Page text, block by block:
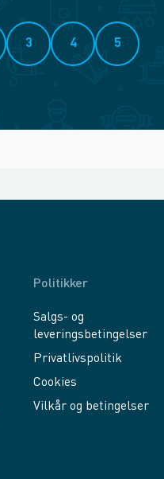
3 4 5
Politikker
Salgs- og
leveringsbetingelser
Privatlivspolitik
Cookies
Vilkår og betingelser